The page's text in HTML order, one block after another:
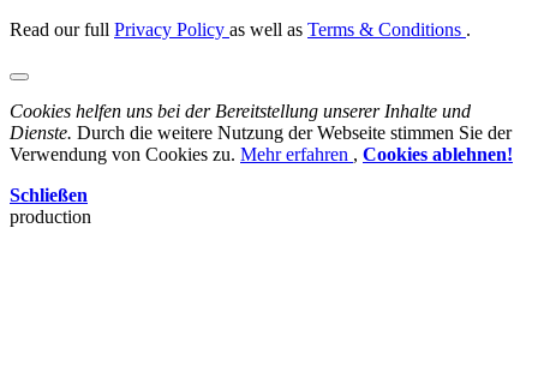
Read our full Privacy Policy as well as Terms & Conditions .
Cookies helfen uns bei der Bereitstellung unserer Inhalte und
Dienste. Durch die weitere Nutzung der Webseite stimmen Sie der
Verwendung von Cookies zu. Mehr erfahren , Cookies ablehnen!
Schließen
production